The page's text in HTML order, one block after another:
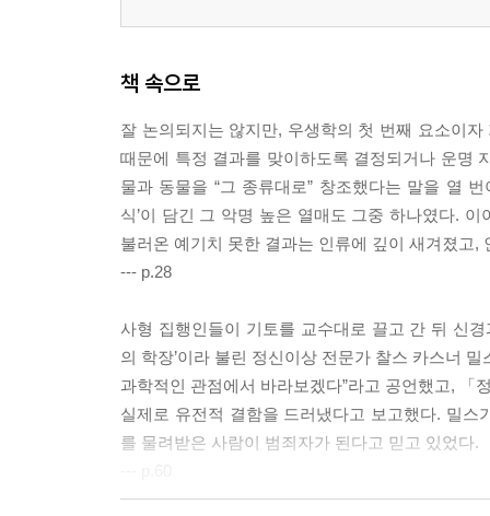
책 속으로
잘 논의되지는 않지만, 우생학의 첫 번째 요소이
때문에 특정 결과를 맞이하도록 결정되거나 운명
물과 동물을 “그 종류대로” 창조했다는 말을 열
식’이 담긴 그 악명 높은 열매도 그중 하나였다.
불러온 예기치 못한 결과는 인류에 깊이 새겨졌고
--- p.28
사형 집행인들이 기토를 교수대로 끌고 간 뒤 신
의 학장’이라 불린 정신이상 전문가 찰스 카스너
과학적인 관점에서 바라보겠다”라고 공언했고, 「
실제로 유전적 결함을 드러냈다고 보고했다. 밀
를 물려받은 사람이 범죄자가 된다고 믿고 있었다.